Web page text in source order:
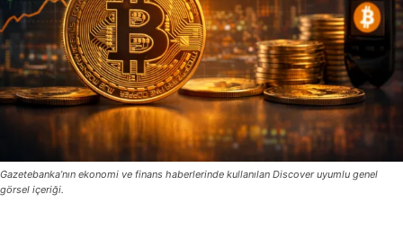
Gazetebanka’nın ekonomi ve finans haberlerinde kullanılan Discover uyumlu genel
görsel içeriği.